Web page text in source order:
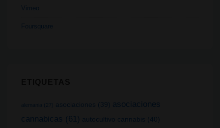
Vimeo
Foursquare
alemania (27) asociaciones (39)
asociaciones
cannabicas (61) autocultivo cannabis (40)